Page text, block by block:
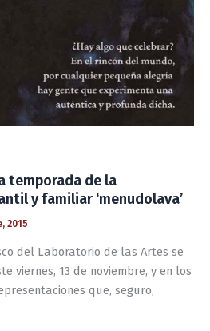
temporada de la
y familiar ‘menudolava’
2015
del Laboratorio de las Artes se
viernes, 13 de noviembre, y en los
que, seguro,